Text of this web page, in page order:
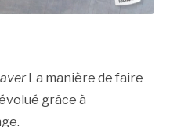
La manière de faire
grâce à